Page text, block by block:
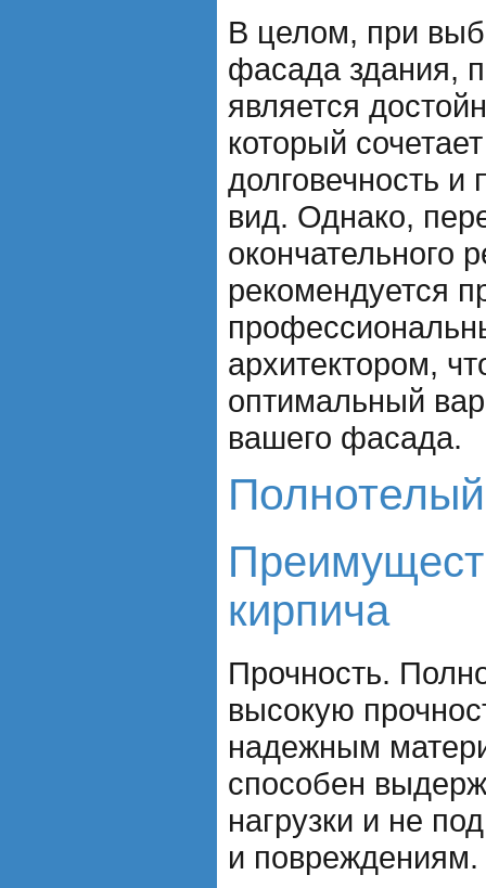
В целом, при
фасада здания,
является
который
долговечность
вид. Однако,
окончательного
рекомендуется
архитектором,
оптимальный
вашего фасада.
кирпича
Прочность.
высокую
надежным
способен
нагрузки и не
и повреждениям.